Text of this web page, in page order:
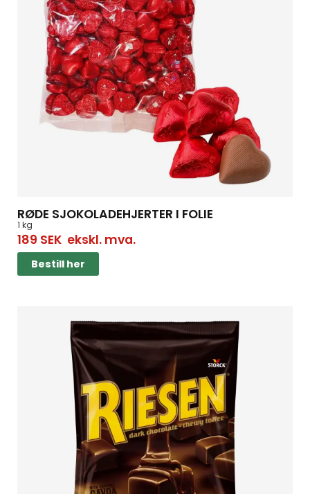
RØDE SJOKOLADEHJERTER I FOLIE
1 kg
189 SEKekskl. mva.
Bestill her